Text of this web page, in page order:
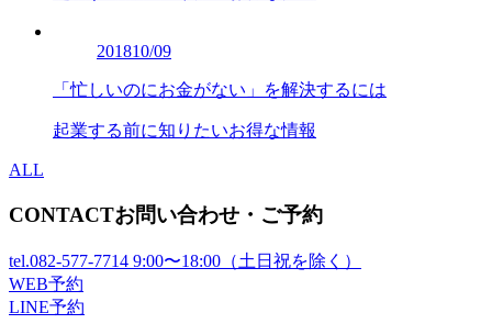
201810/09
「忙しいのにお金がない」を解決するには
起業する前に知りたいお得な情報
ALL
CONTACTお問い合わせ・ご予約
tel.082-577-7714 9:00〜18:00（土日祝を除く）
WEB予約
LINE予約